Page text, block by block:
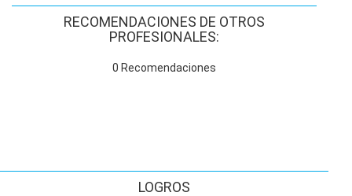
RECOMENDACIONES DE OTROS
PROFESIONALES:
0 Recomendaciones
LOGROS